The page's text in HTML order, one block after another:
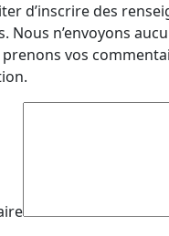
d’inscrire des
Nous n’envoyons
vos